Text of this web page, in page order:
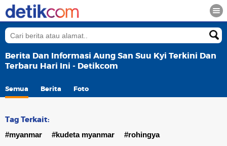
Berita Dan Informasi Aung San Suu Kyi Terkini Dan
Terbaru Hari Ini - Detikcom
Semua Berita Foto
Tag Terkait:
#myanmar #kudeta myanmar
#rohingya